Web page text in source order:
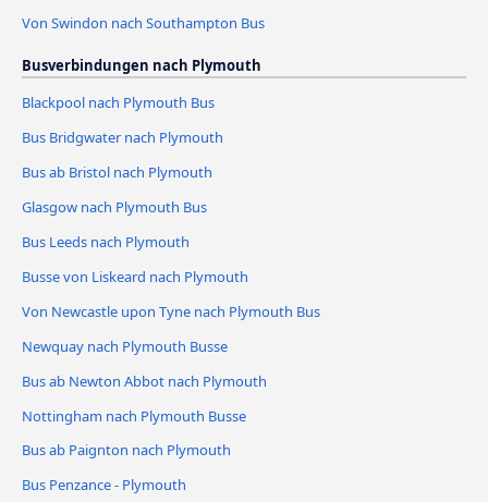
Von Swindon nach Southampton Bus
Busverbindungen nach Plymouth
Blackpool nach Plymouth Bus
Bus Bridgwater nach Plymouth
Bus ab Bristol nach Plymouth
Glasgow nach Plymouth Bus
Bus Leeds nach Plymouth
Busse von Liskeard nach Plymouth
Von Newcastle upon Tyne nach Plymouth Bus
Newquay nach Plymouth Busse
Bus ab Newton Abbot nach Plymouth
Nottingham nach Plymouth Busse
Bus ab Paignton nach Plymouth
Bus Penzance - Plymouth